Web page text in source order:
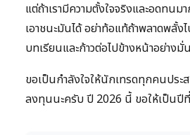
แต่ถ้าเรามีความตั้งใจจริงและอดทนม
เอาชนะมันได้ อย่าท้อแท้ถ้าพลาดพลั้ง
บทเรียนและก้าวต่อไปข้างหน้าอย่างมั่
ขอเป็นกำลังใจให้นักเทรดทุกคนประส
ลงทุนนะครับ ปี 2026 นี้ ขอให้เป็นปี